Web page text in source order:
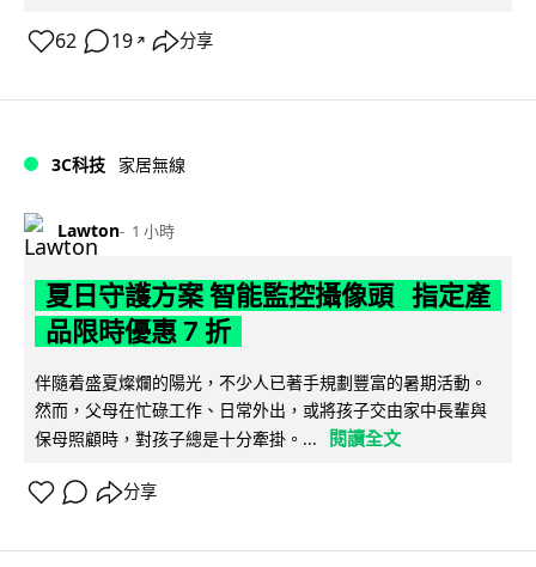
62 19 ↗ 分享
3C科技 家居無線
Lawton 1 小時
夏日守護方案 智能監控攝像頭 指定產
品限時優惠 7 折
伴隨着盛夏燦爛的陽光，不少人已著手規劃豐富的暑期活動。
然而，父母在忙碌工作、日常外出，或將孩子交由家中長輩與
保母照顧時，對孩子總是十分牽掛。...
閱讀全文
分享